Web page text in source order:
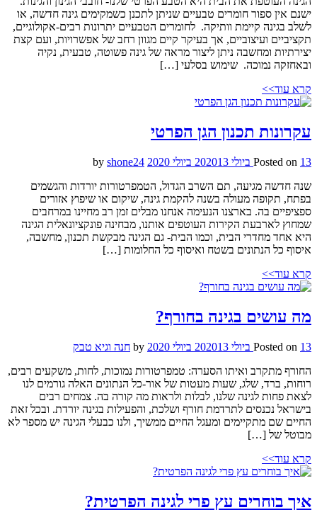
ישנם אין ספור חומרים טבעיים שניתן לתכנן כשמקימים גינה חדשה, או
לשלב בגינה קיימת וותיקה. לחומרים הטבעיים יתרונות רבים-אקולוגיים,
תקציביים ועיצוביים, אך בעיקר קיים מגוון רחב של אפשרויות, ועם קצת
יצירתיות ומחשבה ניתן ליצור מראה של גינה פשוטה, טבעית, נקיה
ובאחזקה נמוכה. שימוש בסלעי […]
קרא עוד>>
עקרונות תכנון הגן הפרטי
Posted on 13 ביולי 2020 13 ביולי 2020
shone24
שנה חדשה מגיעה, תם השרב הגדול, הטמפרטורות יורדות והגשמים
בפתח, תקופה מעולה בשנה להקמת גינה, שיקום או שיפוץ אזורים
ספציפיים בה. בארצנו הנעימה אנחנו מבלים זמן רב מחיינו במרחבים
שמחוץ לארבעת הקירות העוטפים אותנו, מבחינה פונקציונאלית הגינה
היא אחד מחדרי הבית, וכמו הבית- גם הגינה מבקשת תכנון, מחשבה,
איסוף כל הנתונים בשטח ואיסוף כל החלומות […]
קרא עוד>>
מה עושים בגינה בחורף?
Posted on 13 ביולי 2020 13 ביולי 2020
חנה וגיא טבק
החורף מתקרב ואיתו הסערה: טמפרטורות נמוכות, לחות, משקעים רבים,
רוחות, ברד, שלג, שעות מעטות של אור-כל הנתונים האלה גורמים לנו
לצאת פחות לגינה שלנו, לבלות ולראות מה קורה בה. צמחים רבים
בישראל נכנסים לתרדמת חורף ושלכת, והפעילות בגינה יורדת. ובכל זאת
החיים שם מתקיימים ומעגל החיים ממשיך, ולנו כבעלי הגינה יש מספר לא
מבוטל של […]
קרא עוד>>
איך בוחרים עץ פרי לגינה הפרטית?